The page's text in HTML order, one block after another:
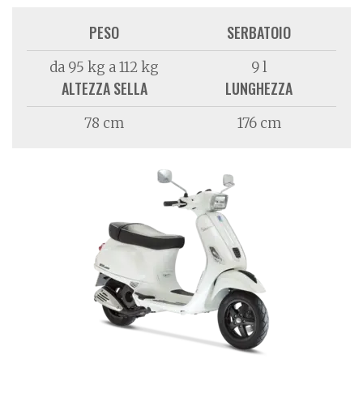
PESO
da 95 kg a 112 kg
SERBATOIO
9 l
ALTEZZA SELLA
78 cm
LUNGHEZZA
176 cm